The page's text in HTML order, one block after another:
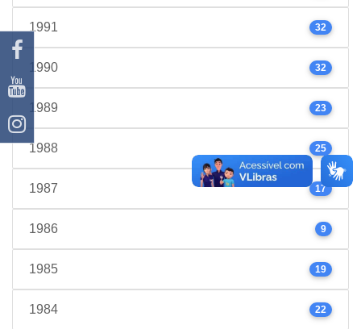
1991 32
1990 32
1989 23
1988 25
1987 17
1986 9
1985 19
1984 22